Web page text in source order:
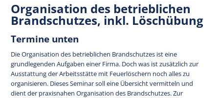
Organisation des betrieblichen
Brandschutzes, inkl. Löschübung
Termine unten
Die Organisation des betrieblichen Brandschutzes ist eine
grundlegenden Aufgaben einer Firma. Doch was ist zusätzlich zur
Ausstattung der Arbeitsstätte mit Feuerlöschern noch alles zu
organisieren. Dieses Seminar soll eine Übersicht vermitteln und
dient der praxisnahen Organisation des Brandschutzes. Zur